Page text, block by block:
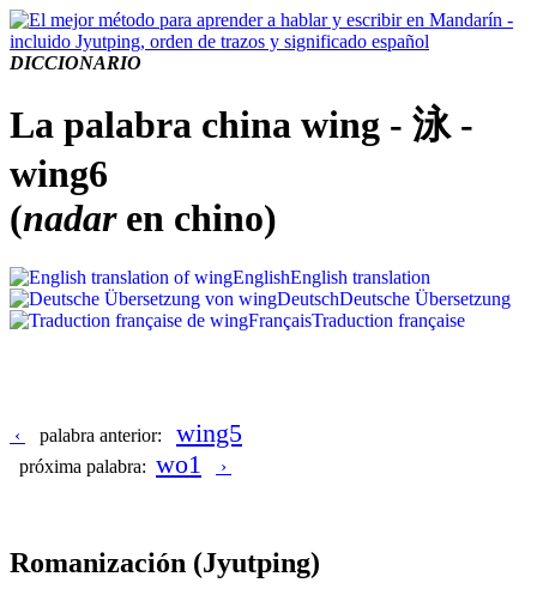
DICCIONARIO
La palabra china wing - 泳 -
wing6
(nadaren chino)
EnglishEnglish translation
DeutschDeutsche Übersetzung
FrançaisTraduction française
‹ palabra anterior: wing5
próxima palabra: wo1 ›
Romanización (Jyutping)